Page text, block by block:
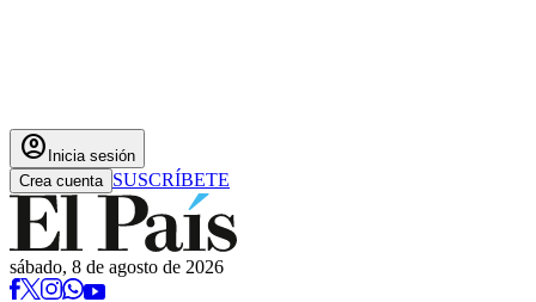
account_circle Inicia sesión
Crea cuenta SUSCRÍBETE
sábado, 8 de agosto de 2026